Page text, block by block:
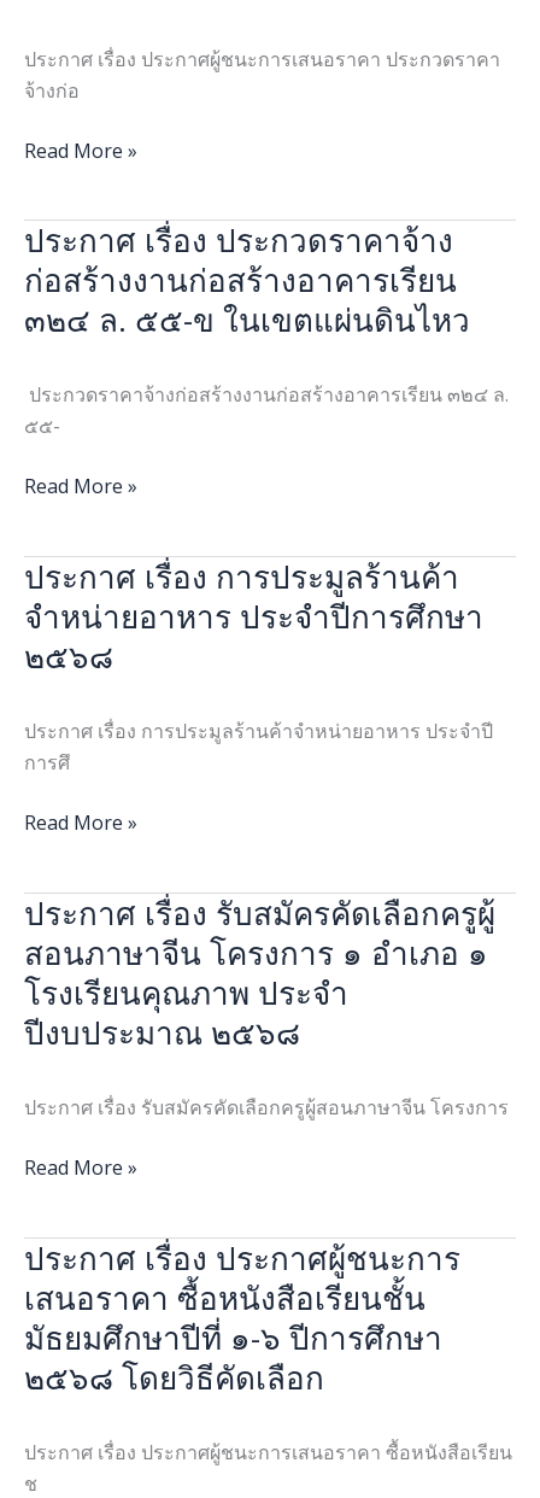
แข่งขัน
ทักษะ
วิชาการ
แห่ง
ประเทศไทย
ชิง
เลิศ)
ศึกษา
๒๕๖๙
วิธี
ประกาศ เรื่อง ประกาศผู้ชนะการเสนอราคา ประกวดราคา
จ้างก่อ
ราคา
ประกวด
จ้าง
ก่อสร้าง
อาคาร
เรียน
๓๒๔
๕๕-
ข
เขต
ดิน
ไหว
Read More »
ประกาศ เรื่อง ประกวดราคาจ้าง
ก่อสร้างงานก่อสร้างอาคารเรียน
๓๒๔ ล. ๕๕-ข ในเขตแผ่นดินไหว
ประกวดราคาจ้างก่อสร้างงานก่อสร้างอาคารเรียน ๓๒๔ ล.
๕๕-
ประกาศ
เรื่อง
ประกวด
ราคา
ก่อสร้าง
งาน
อาคาร
๓๒๔
ล.
๕๕-
ข
ใน
แผ่น
ดิน
Read More »
ประกาศ เรื่อง การประมูลร้านค้า
จำหน่ายอาหาร ประจำปีการศึกษา
๒๕๖๘
ประกาศ เรื่อง การประมูลร้านค้าจำหน่ายอาหาร ประจำปี
การศึ
ประกาศ
เรื่อง
การ
ประมูล
ค้า
จำหน่าย
ประจำ
ศึกษา
๒๕๖๘
Read More »
ประกาศ เรื่อง รับสมัครคัดเลือกครูผู้
สอนภาษาจีน โครงการ ๑ อำเภอ ๑
โรงเรียนคุณภาพ ประจำ
ปีงบประมาณ ๒๕๖๘
ประกาศ เรื่อง รับสมัครคัดเลือกครูผู้สอนภาษาจีน โครงการ
ประกาศ
เรื่อง
รับ
สมัคร
คัด
ครู
สอน
โครงการ
อำเภอ
๑
โรงเรียน
ประจำ
ปีงบประมาณ
Read More »
ประกาศ เรื่อง ประกาศผู้ชนะการ
เสนอราคา ซื้อหนังสือเรียนชั้น
มัธยมศึกษาปีที่ ๑-๖ ปีการศึกษา
๒๕๖๘ โดยวิธีคัดเลือก
ประกาศ เรื่อง ประกาศผู้ชนะการเสนอราคา ซื้อหนังสือเรียน
ช
ประกาศ
เรื่อง
ประกาศ
ผู้
ชนะ
เสนอ
ราคา